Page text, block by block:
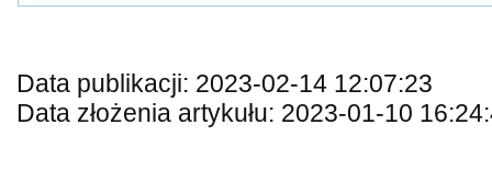
Data publikacji: 2023-02-14 12:07:23
Data złożenia artykułu: 2023-01-10